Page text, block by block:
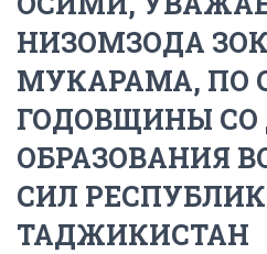
НИЗОМЗОДА
МУКАРАМА, ПО
ГОДОВЩИНЫ СО
ОБРАЗОВАНИЯ
СИЛ
ТАДЖИКИСТАН